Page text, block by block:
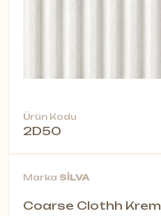
Ürün Kodu
2D50
Marka SİLVA
Coarse Clothh Krem